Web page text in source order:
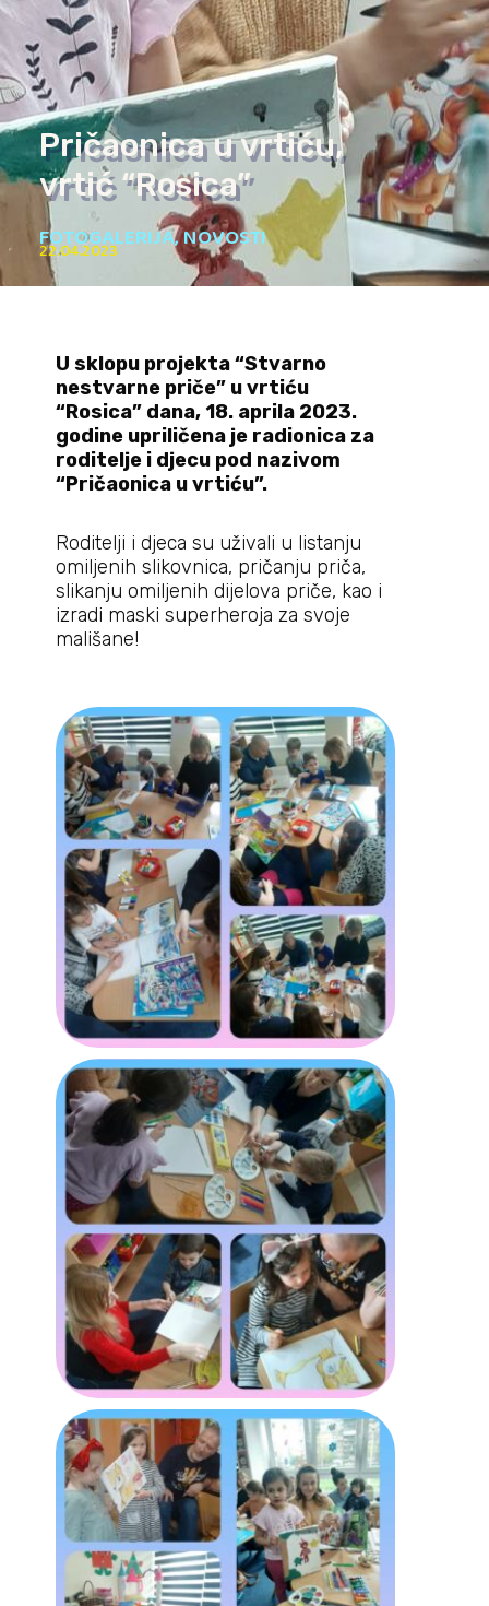
Pričaonica u vrtiću,
vrtić “Rosica”
FOTOGALERIJA,NOVOSTI
22.04.2023
U sklopu projekta “Stvarno
nestvarne priče” u vrtiću
“Rosica” dana, 18. aprila 2023.
godine upriličena je radionica za
roditelje i djecu pod nazivom
“Pričaonica u vrtiću”.
Roditelji i djeca su uživali u listanju
omiljenih slikovnica, pričanju priča,
slikanju omiljenih dijelova priče, kao i
izradi maski superheroja za svoje
mališane!